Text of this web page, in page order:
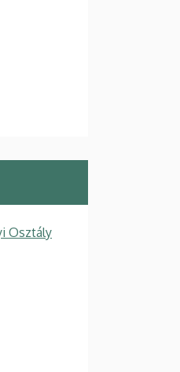
Osztály